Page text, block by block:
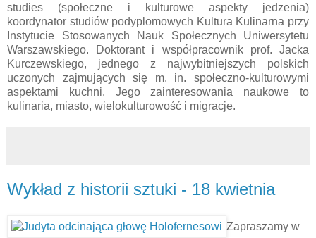
studies (społeczne i kulturowe aspekty jedzenia)
koordynator studiów podyplomowych Kultura Kulinarna przy
Instytucie Stosowanych Nauk Społecznych Uniwersytetu
Warszawskiego. Doktorant i współpracownik prof. Jacka
Kurczewskiego, jednego z najwybitniejszych polskich
uczonych zajmujących się m. in. społeczno-kulturowymi
aspektami kuchni. Jego zainteresowania naukowe to
kulinaria, miasto, wielokulturowość i migracje.
Wykład z historii sztuki - 18 kwietnia
Zapraszamy w